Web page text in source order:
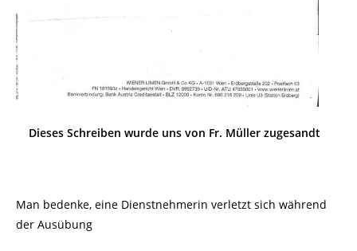
Dieses Schreiben wurde uns von Fr. Müller zugesandt
Man bedenke, eine Dienstnehmerin verletzt sich während
der Ausübung